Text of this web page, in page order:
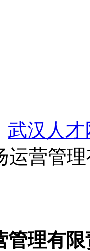
武汉人才
运营管
管理有